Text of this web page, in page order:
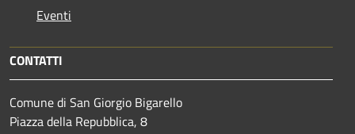
Eventi
CONTATTI
Comune di San Giorgio Bigarello
Piazza della Repubblica, 8